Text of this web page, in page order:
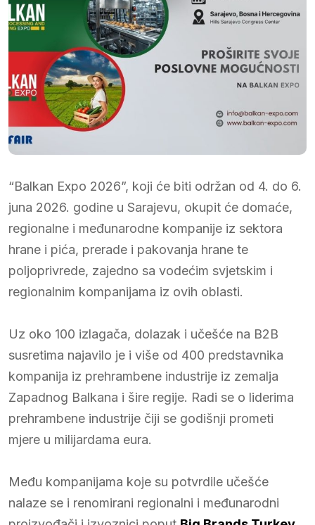
“Balkan Expo 2026”, koji će biti održan od 4. do 6.
juna 2026. godine u Sarajevu, okupit će domaće,
regionalne i međunarodne kompanije iz sektora
hrane i pića, prerade i pakovanja hrane te
poljoprivrede, zajedno sa vodećim svjetskim i
regionalnim kompanijama iz ovih oblasti.
Uz oko 100 izlagača, dolazak i učešće na B2B
susretima najavilo je i više od 400 predstavnika
kompanija iz prehrambene industrije iz zemalja
Zapadnog Balkana i šire regije. Radi se o liderima
prehrambene industrije čiji se godišnji prometi
mjere u milijardama eura.
Među kompanijama koje su potvrdile učešće
nalaze se i renomirani regionalni i međunarodni